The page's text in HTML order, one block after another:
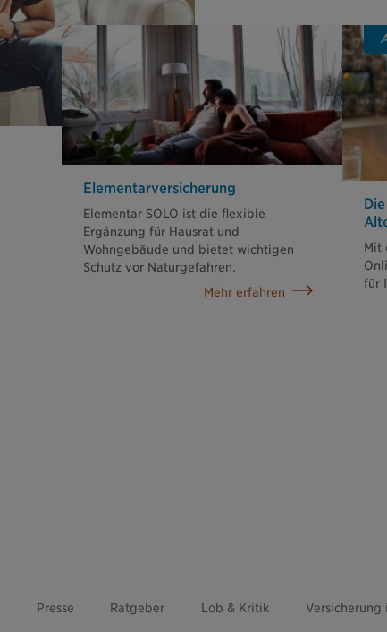
Elementar­versicherung
Elementar SOLO ist die flexible
Ergänzung für Hausrat und
Wohngebäude und bietet wichtigen
Schutz vor Naturgefahren.
Mehr erfahren
Mit
für
Presse Ratgeber Lob & Kritik Versicherung